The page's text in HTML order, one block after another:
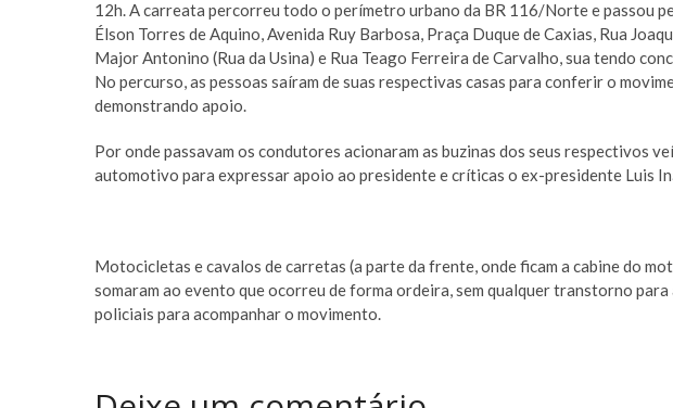
12h. A carreata percorreu todo o perímetro urbano da BR 116/Norte e passou
Élson Torres de Aquino, Avenida Ruy Barbosa, Praça Duque de Caxias, Rua
Major Antonino (Rua da Usina) e Rua Teago Ferreira de Carvalho, sua tendo
No percurso, as pessoas saíram de suas respectivas casas para conferir o
demonstrando apoio.
Por onde passavam os condutores acionaram as buzinas dos seus respectivos
automotivo para expressar apoio ao presidente e críticas o ex-presidente Luis
Motocicletas e cavalos de carretas (a parte da frente, onde ficam a cabine do
somaram ao evento que ocorreu de forma ordeira, sem qualquer transtorno
policiais para acompanhar o movimento.